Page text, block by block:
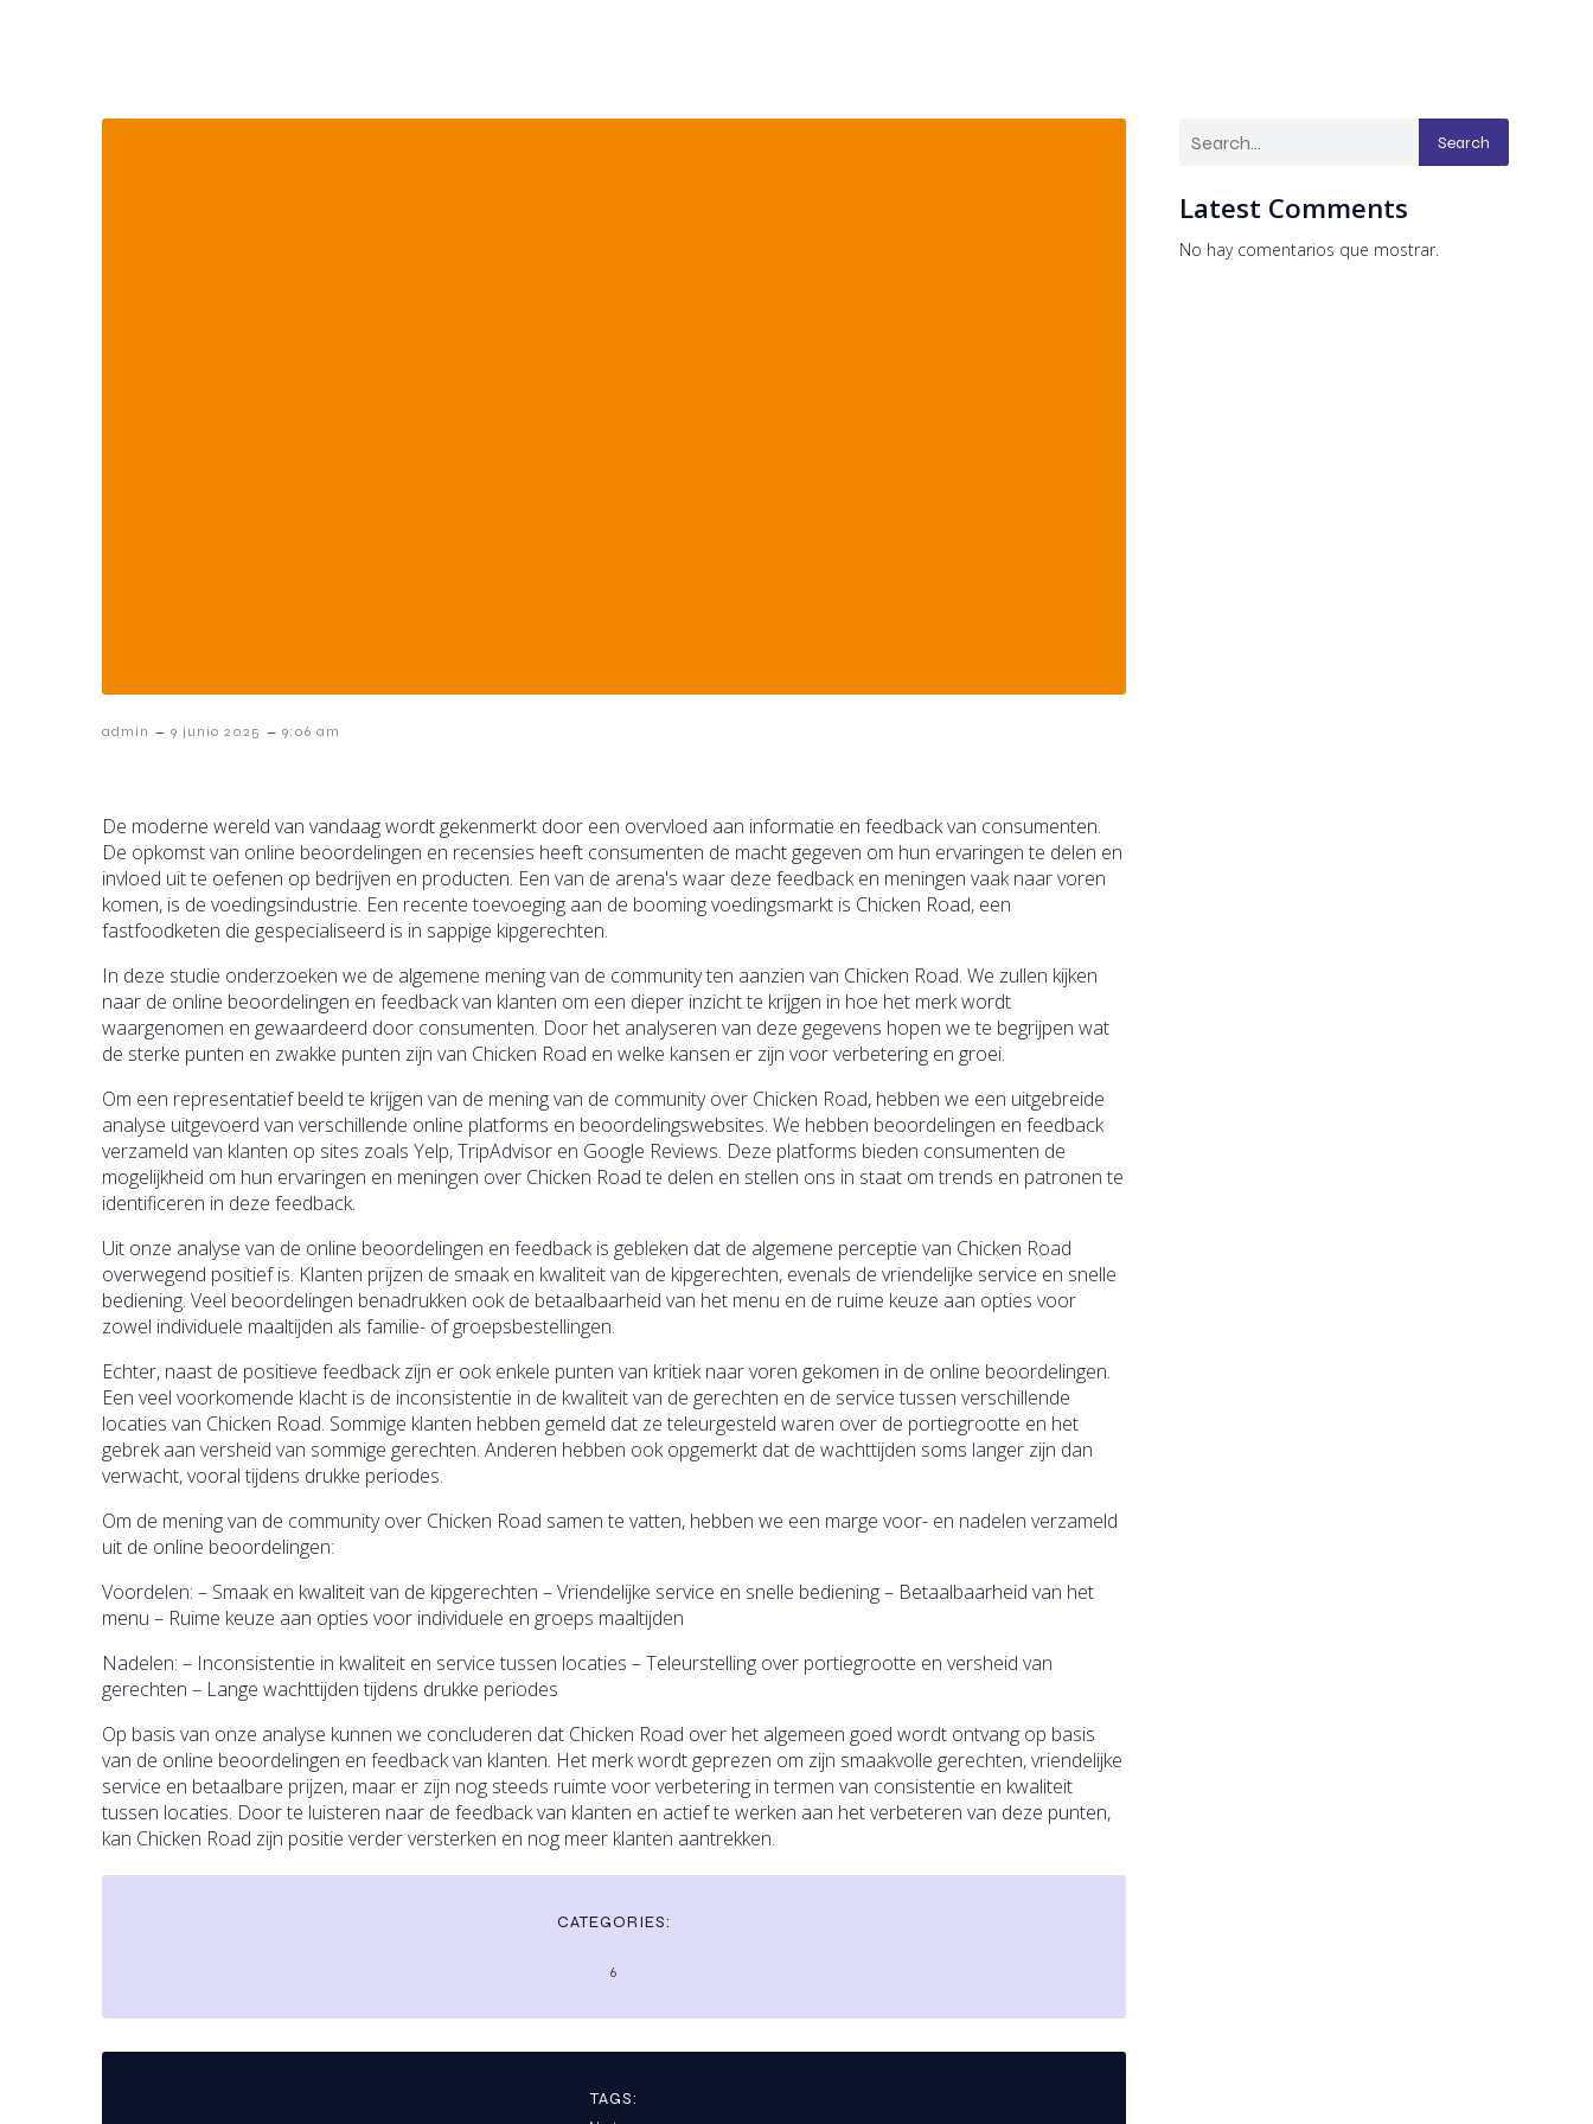
admin – 9 junio 2025 – 9:06 am
De moderne wereld van vandaag wordt gekenmerkt door een overvloed aan informatie en feedback van consumenten.
De opkomst van online beoordelingen en recensies heeft consumenten de macht gegeven om hun ervaringen te delen en
invloed uit te oefenen op bedrijven en producten. Een van de arena's waar deze feedback en meningen vaak naar voren
komen, is de voedingsindustrie. Een recente toevoeging aan de booming voedingsmarkt is Chicken Road, een
fastfoodketen die gespecialiseerd is in sappige kipgerechten.
In deze studie onderzoeken we de algemene mening van de community ten aanzien van Chicken Road. We zullen kijken
naar de online beoordelingen en feedback van klanten om een dieper inzicht te krijgen in hoe het merk wordt
waargenomen en gewaardeerd door consumenten. Door het analyseren van deze gegevens hopen we te begrijpen wat
de sterke punten en zwakke punten zijn van Chicken Road en welke kansen er zijn voor verbetering en groei.
Om een representatief beeld te krijgen van de mening van de community over Chicken Road, hebben we een uitgebreide
analyse uitgevoerd van verschillende online platforms en beoordelingswebsites. We hebben beoordelingen en feedback
verzameld van klanten op sites zoals Yelp, TripAdvisor en Google Reviews. Deze platforms bieden consumenten de
mogelijkheid om hun ervaringen en meningen over Chicken Road te delen en stellen ons in staat om trends en patronen te
identificeren in deze feedback.
Uit onze analyse van de online beoordelingen en feedback is gebleken dat de algemene perceptie van Chicken Road
overwegend positief is. Klanten prijzen de smaak en kwaliteit van de kipgerechten, evenals de vriendelijke service en snelle
bediening. Veel beoordelingen benadrukken ook de betaalbaarheid van het menu en de ruime keuze aan opties voor
zowel individuele maaltijden als familie- of groepsbestellingen.
Echter, naast de positieve feedback zijn er ook enkele punten van kritiek naar voren gekomen in de online beoordelingen.
Een veel voorkomende klacht is de inconsistentie in de kwaliteit van de gerechten en de service tussen verschillende
locaties van Chicken Road. Sommige klanten hebben gemeld dat ze teleurgesteld waren over de portiegrootte en het
gebrek aan versheid van sommige gerechten. Anderen hebben ook opgemerkt dat de wachttijden soms langer zijn dan
verwacht, vooral tijdens drukke periodes.
Om de mening van de community over Chicken Road samen te vatten, hebben we een marge voor- en nadelen verzameld
uit de online beoordelingen:
Voordelen: – Smaak en kwaliteit van de kipgerechten – Vriendelijke service en snelle bediening – Betaalbaarheid van het
menu – Ruime keuze aan opties voor individuele en groeps maaltijden
Nadelen: – Inconsistentie in kwaliteit en service tussen locaties – Teleurstelling over portiegrootte en versheid van
gerechten – Lange wachttijden tijdens drukke periodes
Op basis van onze analyse kunnen we concluderen dat Chicken Road over het algemeen goed wordt ontvang op basis
van de online beoordelingen en feedback van klanten. Het merk wordt geprezen om zijn smaakvolle gerechten, vriendelijke
service en betaalbare prijzen, maar er zijn nog steeds ruimte voor verbetering in termen van consistentie en kwaliteit
tussen locaties. Door te luisteren naar de feedback van klanten en actief te werken aan het verbeteren van deze punten,
kan Chicken Road zijn positie verder versterken en nog meer klanten aantrekken.
CATEGORIES:
6
TAGS:
Search
Latest Comments
No hay comentarios que mostrar.